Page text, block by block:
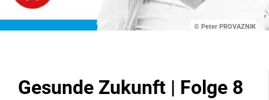
© Peter PROVAZNIK
Gesunde Zukunft | Folge 8